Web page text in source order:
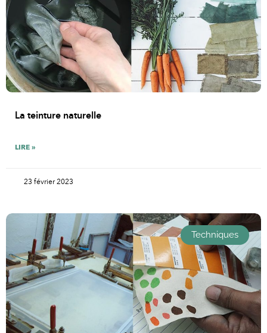
La teinture naturelle
LIRE »
23 février 2023
Techniques